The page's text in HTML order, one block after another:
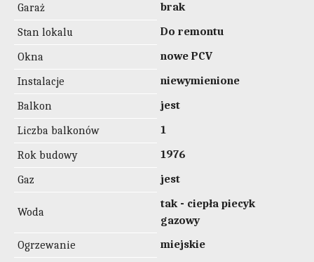
Garaż
brak
Stan lokalu
Do remontu
Okna
nowe PCV
Instalacje
niewymienione
Balkon
jest
Liczba balkonów
1
Rok budowy
1976
Gaz
jest
Woda
tak - ciepła piecyk
gazowy
Ogrzewanie
miejskie